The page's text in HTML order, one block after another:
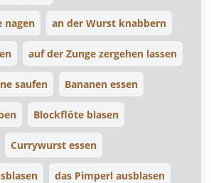
nagen an der Wurst knabbern
auf der Zunge zergehen lassen
saufen Bananen essen
Blockflöte blasen
Currywurst essen
das Pimperl ausblasen